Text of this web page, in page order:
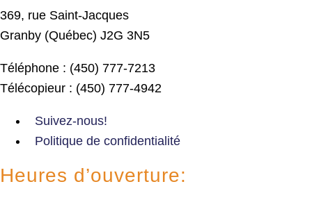
369, rue Saint-Jacques
Granby (Québec) J2G 3N5
Téléphone : (450) 777-7213
Télécopieur : (450) 777-4942
Suivez-nous!
Politique de confidentialité
Heures d’ouverture: